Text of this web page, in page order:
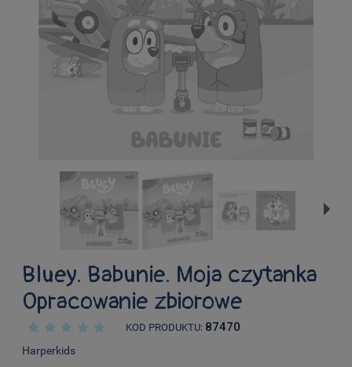
Bluey. Babunie. Moja czytanka
Opracowanie zbiorowe
KOD PRODUKTU: 87470
Harperkids